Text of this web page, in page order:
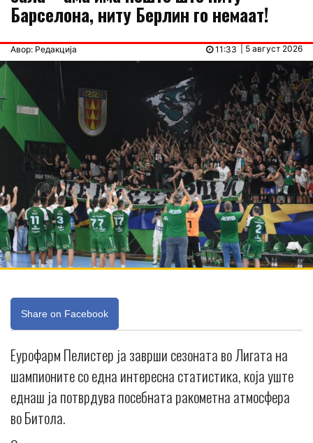
Барселона, ниту Берлин го немаат!
Авор: Редакција | 5 август 2026
11:33
Share on Facebook
Еурофарм Пелистер ја заврши сезоната во Лигата на
шампионите со една интересна статистика, која уште
еднаш ја потврдува посебната ракометна атмосфера
во Битола.